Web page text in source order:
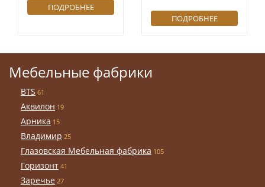
ПОДРОБНЕЕ
ПОДРОБНЕЕ
Мебельные фабрики
BTS 61
Аквилон 19
Арника 15
Владимир 25
Глазовская Мебельная фабрика 105
Горизонт 41
Заречье 27